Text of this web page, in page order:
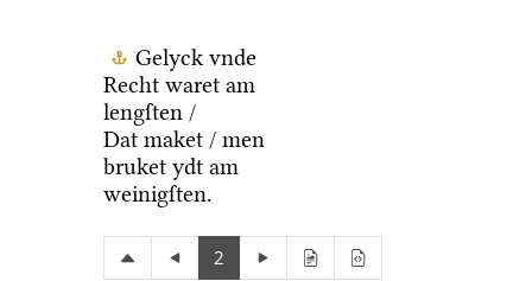
Gelyck vnde
Recht waret am
lengſten /
Dat maket / men
bruket ydt am
weinigſten.
2